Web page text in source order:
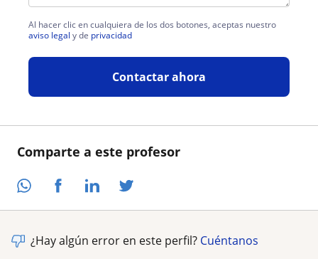
Comparte a este profesor
Al hacer clic en cualquiera de los dos botones, aceptas nuestro
aviso legal y de privacidad
Contactar ahora
¿Hay algún error en este perfil? Cuéntanos